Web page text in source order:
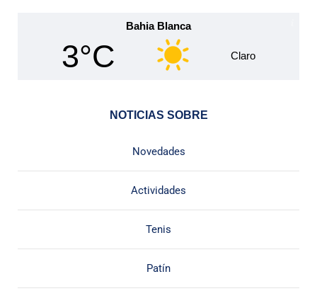
Bahia Blanca
3°C Claro
NOTICIAS SOBRE
Novedades
Actividades
Tenis
Patín